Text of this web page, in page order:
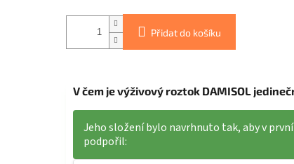
Přidat do košíku
V čem je výživový roztok DAMISOL
Jeho složení bylo navrhnuto tak, aby v
podpořil: